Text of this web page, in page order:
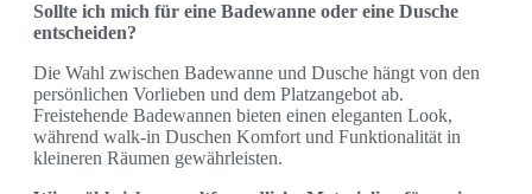
Sollte ich mich für eine Badewanne oder eine Dusche
entscheiden?
Die Wahl zwischen Badewanne und Dusche hängt von den
persönlichen Vorlieben und dem Platzangebot ab.
Freistehende Badewannen bieten einen eleganten Look,
während walk-in Duschen Komfort und Funktionalität in
kleineren Räumen gewährleisten.